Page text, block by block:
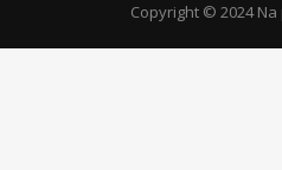
Copyright © 2024